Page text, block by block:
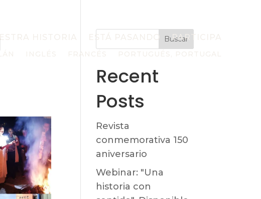
HISTORIA PARTICIPA
Buscar
Recent
Posts
Revista
conmemorativa 150
aniversario
Webinar: "Una
historia con